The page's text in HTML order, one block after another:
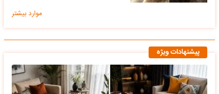
موارد بیشتر
پیشنهادات ویژه